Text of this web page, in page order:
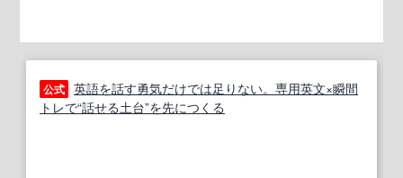
公式 英語を話す勇気だけでは足りない。専用英文×瞬間
トレで“話せる土台”を先につくる